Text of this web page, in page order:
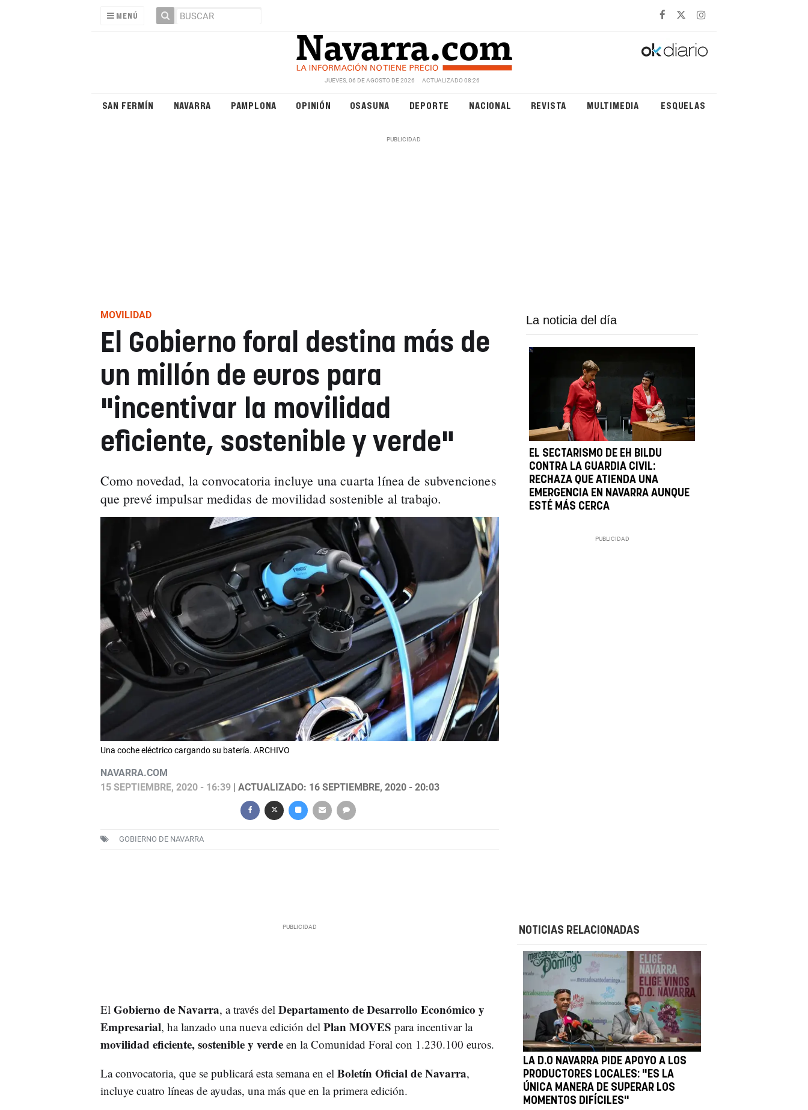
MENÚ
JUEVES, 06 DE AGOSTO DE 2026 ACTUALIZADO 08:26
SAN FERMÍN NAVARRA PAMPLONA OPINIÓN OSASUNA DEPORTE NACIONAL REVISTA MULTIMEDIA ESQUELAS
MOVILIDAD
El Gobierno foral destina más de
un millón de euros para
"incentivar la movilidad
eficiente, sostenible y verde"
Como novedad, la convocatoria incluye una cuarta línea de subvenciones
que prevé impulsar medidas de movilidad sostenible al trabajo.
Una coche eléctrico cargando su batería. ARCHIVO
NAVARRA.COM
15 SEPTIEMBRE, 2020 - 16:39| ACTUALIZADO: 16 SEPTIEMBRE, 2020 - 20:03
GOBIERNO DE NAVARRA
La noticia del día
EL SECTARISMO DE EH BILDU
CONTRA LA GUARDIA CIVIL:
RECHAZA QUE ATIENDA UNA
EMERGENCIA EN NAVARRA AUNQUE
ESTÉ MÁS CERCA
El Gobierno de Navarra, a través del Departamento de Desarrollo Económico y
Empresarial, ha lanzado una nueva edición del Plan MOVES para incentivar la
movilidad eficiente, sostenible y verde en la Comunidad Foral con 1.230.100 euros.
La convocatoria, que se publicará esta semana en el Boletín Oficial de Navarra,
incluye cuatro líneas de ayudas, una más que en la primera edición.
NOTICIAS RELACIONADAS
LA D.O NAVARRA PIDE APOYO A LOS
PRODUCTORES LOCALES: "ES LA
ÚNICA MANERA DE SUPERAR LOS
MOMENTOS DIFÍCILES"